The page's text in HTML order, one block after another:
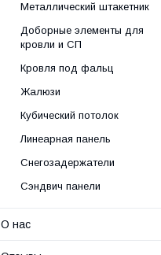
Металлический штакетник
Доборные элементы для
кровли и СП
Кровля под фальц
Жалюзи
Кубический потолок
Линеарная панель
Снегозадержатели
Сэндвич панели
О нас